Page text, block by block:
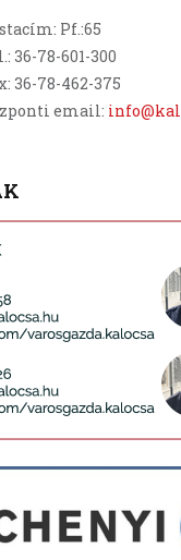
Pf.:65
36-78-601-300
36-78-462-375
email: